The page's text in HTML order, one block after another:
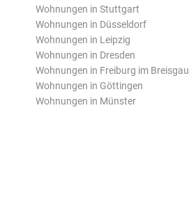
Wohnungen in Stuttgart
Wohnungen in Düsseldorf
Wohnungen in Leipzig
Wohnungen in Dresden
Wohnungen in Freiburg im Breisgau
Wohnungen in Göttingen
Wohnungen in Münster